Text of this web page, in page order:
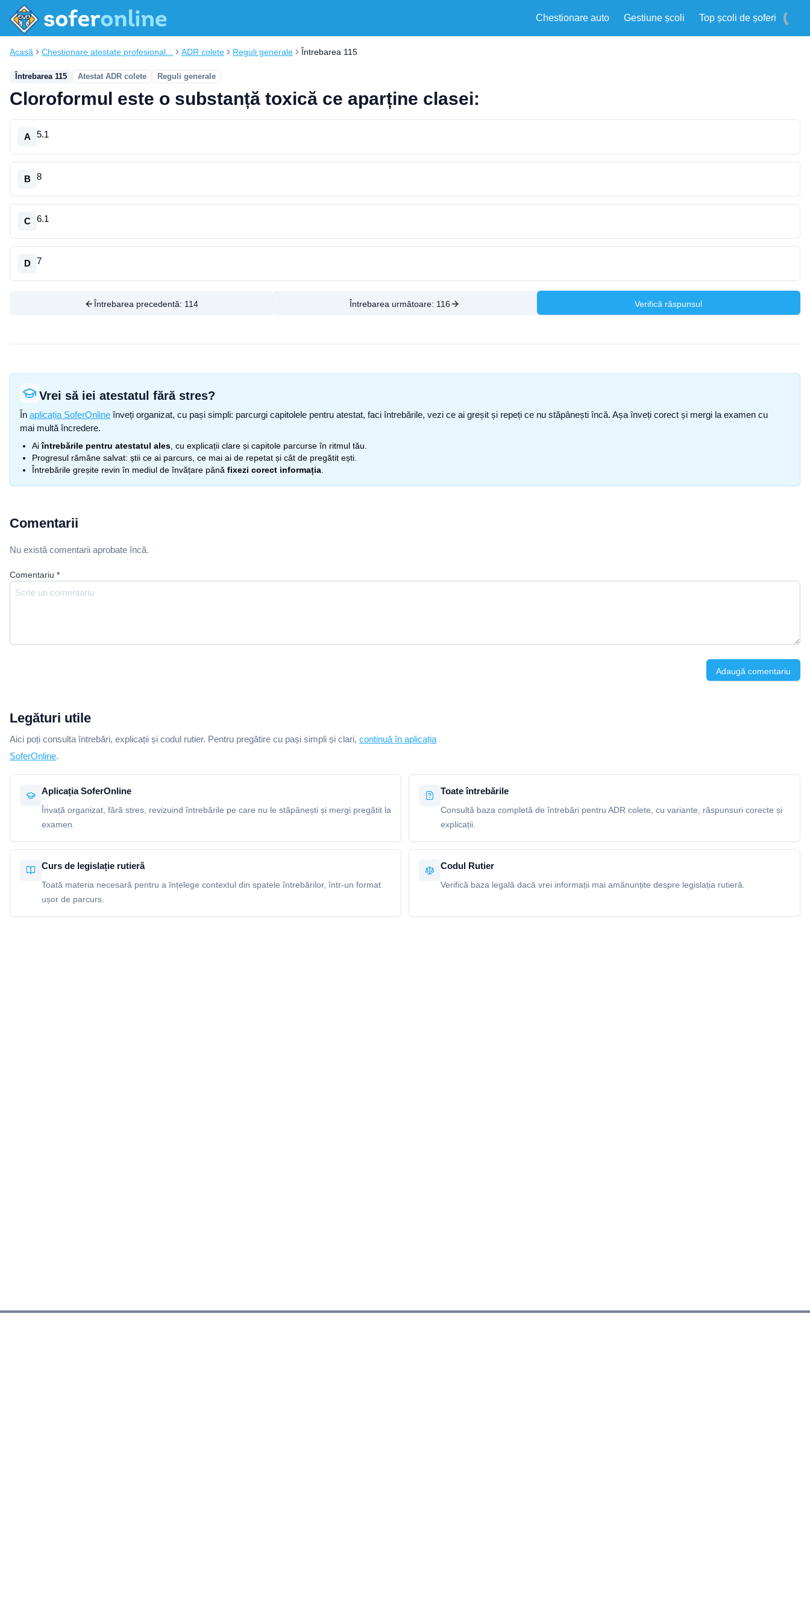
Chestionare auto Gestiune școli Top școli de șoferi
Acasă Chestionare atestate profesional... ADR colete Reguli generale Întrebarea 115
Întrebarea 115 Atestat ADR colete Reguli generale
Cloroformul este o substanță toxică ce aparține clasei:
A 5.1
B 8
C 6.1
D 7
Întrebarea precedentă: 114 Întrebarea următoare: 116 Verifică răspunsul
Vrei să iei atestatul fără stres?
În aplicația SoferOnline înveți organizat, cu pași simpli: parcurgi capitolele pentru atestat, faci întrebările, vezi ce ai greșit și repeți ce nu stăpânești încă. Așa înveți corect și mergi la examen cu
mai multă încredere.
Aiîntrebările pentru atestatul ales , cu explicații clare și capitole parcurse în ritmul tău.
Progresul rămâne salvat: știi ce ai parcurs, ce mai ai de repetat și cât de pregătit ești.
Întrebările greșite revin în mediul de învățare până fixezi corect informația
Comentarii
Nu există comentarii aprobate încă.
Comentariu *
Adaugă comentariu
Legături utile
Aici poți consulta întrebări, explicații și codul rutier. Pentru pregătire cu pași simpli și clari, continuă în aplicația
SoferOnline.
Aplicația SoferOnline
Învață organizat, fără stres, revizuind întrebările pe care nu le stăpânești și mergi pregătit la
examen.
Toate întrebările
Consultă baza completă de întrebări pentru ADR colete, cu variante, răspunsuri corecte și
explicații.
Curs de legislație rutieră
Toată materia necesară pentru a înțelege contextul din spatele întrebărilor, într-un format
ușor de parcurs.
Codul Rutier
Verifică baza legală dacă vrei informații mai amănunțite despre legislația rutieră.